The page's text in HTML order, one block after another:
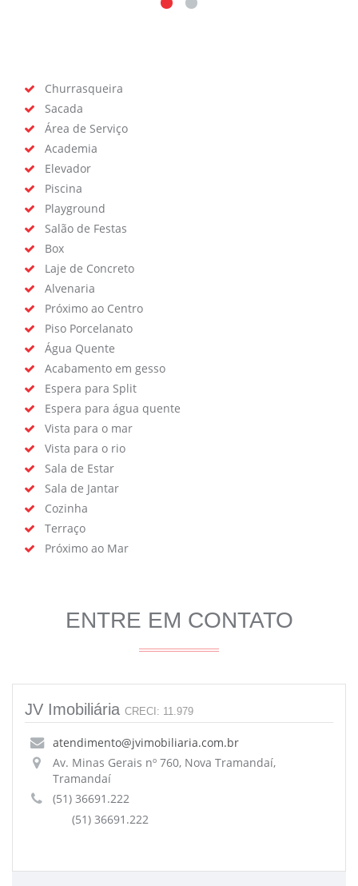
Churrasqueira
Sacada
Área de Serviço
Academia
Elevador
Piscina
Playground
Salão de Festas
Box
Laje de Concreto
Alvenaria
Próximo ao Centro
Piso Porcelanato
Água Quente
Acabamento em gesso
Espera para Split
Espera para água quente
Vista para o mar
Vista para o rio
Sala de Estar
Sala de Jantar
Cozinha
Terraço
Próximo ao Mar
ENTRE EM CONTATO
JV Imobiliária CRECI: 11.979
atendimento@jvimobiliaria.com.br
Av. Minas Gerais nº 760, Nova Tramandaí,
Tramandaí
(51) 36691.222
(51) 36691.222